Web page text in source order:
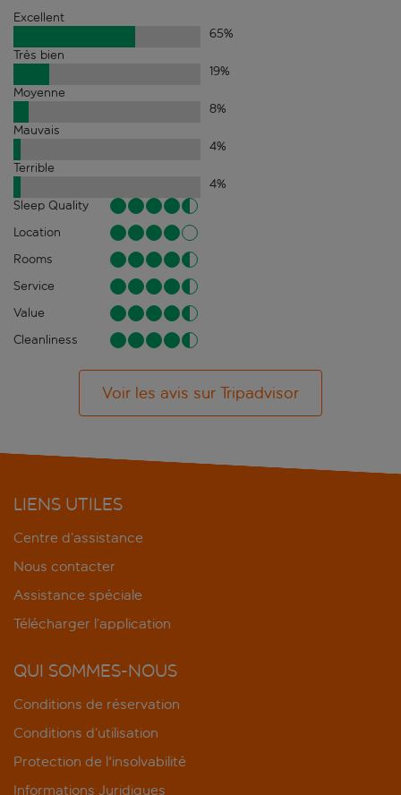
Excellent
65%
Très bien
19%
Moyenne
8%
Mauvais
4%
Terrible
4%
Sleep Quality
Location
Rooms
Service
Value
Cleanliness
Voir les avis sur Tripadvisor
LIENS UTILES
Centre d’assistance
Nous contacter
Assistance spéciale
Télécharger l’application
QUI SOMMES-NOUS
Conditions de réservation
Conditions d’utilisation
Protection de l'insolvabilité
Informations Juridiques